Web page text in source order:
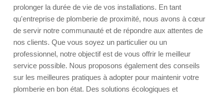
prolonger la durée de vie de vos installations. En tant
qu'entreprise de plomberie de proximité, nous avons à cœur
de servir notre communauté et de répondre aux attentes de
nos clients. Que vous soyez un particulier ou un
professionnel, notre objectif est de vous offrir le meilleur
service possible. Nous proposons également des conseils
sur les meilleures pratiques à adopter pour maintenir votre
plomberie en bon état. Des solutions écologiques et